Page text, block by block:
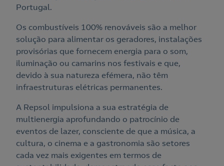
Contacte-nos
Contacte-nos para novas contratações
o
Nós ligamos!
Acepto la política de protección de datos.
Nós ligamos!
Portugal.
Os combustíveis 100% renováveis são a melhor
solução para alimentar os geradores, instalações
provisórias que fornecem energia para o som,
iluminação ou camarins nos festivais e que,
devido à sua natureza efémera, não têm
infraestruturas elétricas permanentes.
A Repsol impulsiona a sua estratégia de
multienergia aprofundando o patrocínio de
eventos de lazer, consciente de que a música, a
cultura, o cinema e a gastronomia são setores
cada vez mais exigentes em termos de